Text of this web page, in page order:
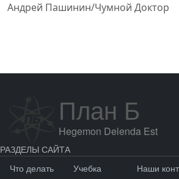
Андрей Пашинин/Чумной Доктор
План Б
Hegemon Delenda Est
РАЗДЕЛЫ САЙТА
Что делать
Учебка
Наши